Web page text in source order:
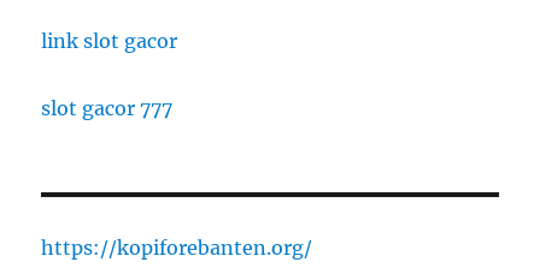
link slot gacor
slot gacor 777
https://kopiforebanten.org/